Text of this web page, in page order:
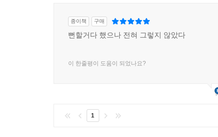
종이책 구매
뻔할거다 했으나 전혀 그렇지 않았다
이 한줄평이 도움이 되었나요?
1